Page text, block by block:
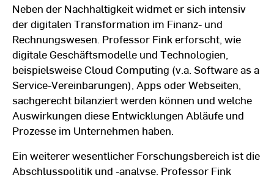
Neben der Nachhaltigkeit widmet er sich intensiv
der digitalen Transformation im Finanz- und
Rechnungswesen. Professor Fink erforscht, wie
digitale Geschäftsmodelle und Technologien,
beispielsweise Cloud Computing (v.a. Software as a
Service-Vereinbarungen), Apps oder Webseiten,
sachgerecht bilanziert werden können und welche
Auswirkungen diese Entwicklungen Abläufe und
Prozesse im Unternehmen haben.
Ein weiterer wesentlicher Forschungsbereich ist die
Abschlusspolitik und -analyse. Professor Fink